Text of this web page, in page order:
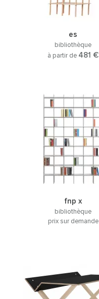
es
bibliothèque
à partir de 481 €
fnp x
bibliothèque
prix sur demande